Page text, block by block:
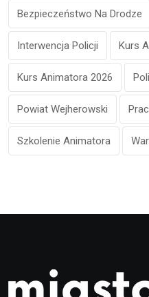
Bezpieczeństwo Na Drodze
Interwencja Policji Kurs
Kurs Animatora 2026
Powiat Wejherowski
Szkolenie Animatora